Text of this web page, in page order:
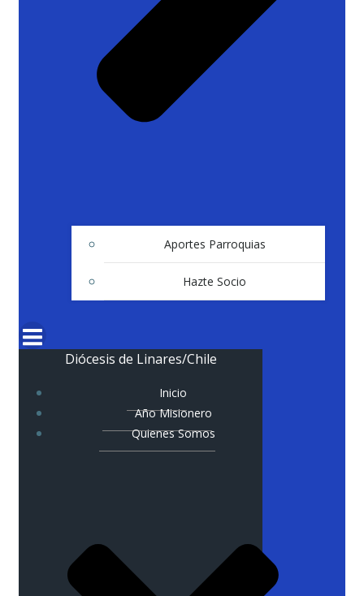
Aportes Parroquias
Hazte Socio
Diócesis de Linares/Chile
Inicio
Año Misionero
Quienes Somos